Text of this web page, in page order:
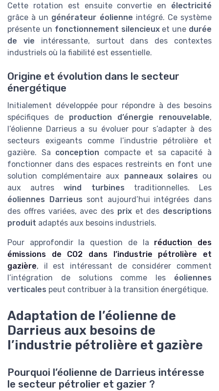
Cette rotation est ensuite convertie en électricité
grâce à un générateur éolienne intégré. Ce système
présente un fonctionnement silencieuxet une durée
de vie intéressante, surtout dans des contextes
industriels où la fiabilité est essentielle.
Origine et évolution dans le secteur
énergétique
Initialement développée pour répondre à des besoins
spécifiques de production d’énergie renouvelable,
l’éolienne Darrieus a su évoluer pour s’adapter à des
secteurs exigeants comme l’industrie pétrolière et
gazière. Sa conception compacte et sa capacité à
fonctionner dans des espaces restreints en font une
solution complémentaire aux panneaux solaires ou
aux autreswind turbines traditionnelles. Les
éoliennes Darrieus sont aujourd’hui intégrées dans
des offres variées, avec des prixet des descriptions
produit adaptés aux besoins industriels.
Pour approfondir la question de la réduction des
émissions de CO2 dans l’industrie pétrolière et
gazière, il est intéressant de considérer comment
l’intégration de solutions comme les éoliennes
verticales peut contribuer à la transition énergétique.
Adaptation de l’éolienne de
Darrieus aux besoins de
l’industrie pétrolière et gazière
Pourquoi l’éolienne de Darrieus intéresse
le secteur pétrolier et gazier ?